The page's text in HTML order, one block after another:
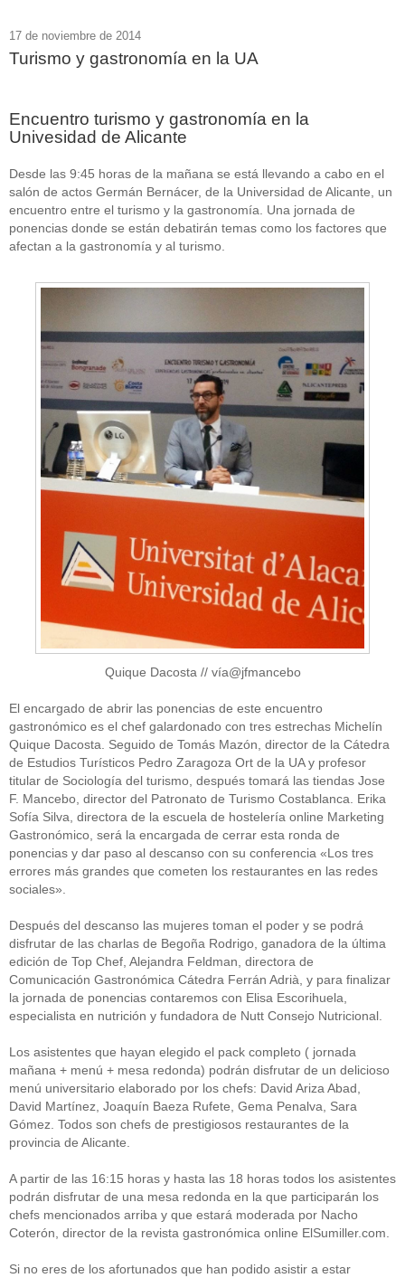
17 de noviembre de 2014
Turismo y gastronomía en la UA
Encuentro turismo y gastronomía en la
Univesidad de Alicante
Desde las 9:45 horas de la mañana se está llevando a cabo en el
salón de actos Germán Bernácer, de la Universidad de Alicante, un
encuentro entre el turismo y la gastronomía. Una jornada de
ponencias donde se están debatirán temas como los factores que
afectan a la gastronomía y al turismo.
Quique Dacosta // vía@jfmancebo
El encargado de abrir las ponencias de este encuentro
gastronómico es el chef galardonado con tres estrechas Michelín
Quique Dacosta. Seguido de Tomás Mazón, director de la Cátedra
de Estudios Turísticos Pedro Zaragoza Ort de la UA y profesor
titular de Sociología del turismo, después tomará las tiendas Jose
F. Mancebo, director del Patronato de Turismo Costablanca. Erika
Sofía Silva, directora de la escuela de hostelería online Marketing
Gastronómico, será la encargada de cerrar esta ronda de
ponencias y dar paso al descanso con su conferencia «Los tres
errores más grandes que cometen los restaurantes en las redes
sociales».
Después del descanso las mujeres toman el poder y se podrá
disfrutar de las charlas de Begoña Rodrigo, ganadora de la última
edición de Top Chef, Alejandra Feldman, directora de
Comunicación Gastronómica Cátedra Ferrán Adrià, y para finalizar
la jornada de ponencias contaremos con Elisa Escorihuela,
especialista en nutrición y fundadora de Nutt Consejo Nutricional.
Los asistentes que hayan elegido el pack completo ( jornada
mañana + menú + mesa redonda) podrán disfrutar de un delicioso
menú universitario elaborado por los chefs: David Ariza Abad,
David Martínez, Joaquín Baeza Rufete, Gema Penalva, Sara
Gómez. Todos son chefs de prestigiosos restaurantes de la
provincia de Alicante.
A partir de las 16:15 horas y hasta las 18 horas todos los asistentes
podrán disfrutar de una mesa redonda en la que participarán los
chefs mencionados arriba y que estará moderada por Nacho
Coterón, director de la revista gastronómica online ElSumiller.com.
Si no eres de los afortunados que han podido asistir a estar